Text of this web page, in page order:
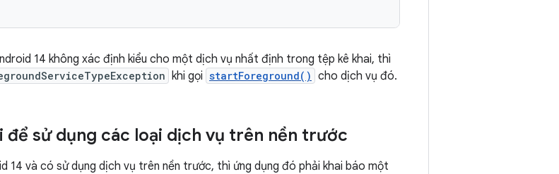
14 không xác định kiểu cho một dịch vụ nhất định trong tệp kê khai, thì
khi gọi startForeground() cho dịch vụ đó.
để sử dụng các loại dịch vụ trên nền trước
14 và có sử dụng dịch vụ trên nền trước, thì ứng dụng đó phải khai báo một